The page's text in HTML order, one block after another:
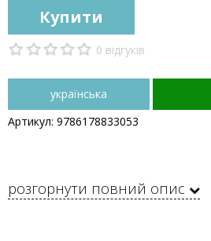
Купити
0 відгуків
українська
Артикул: 9786178833053
розгорнути повний опис